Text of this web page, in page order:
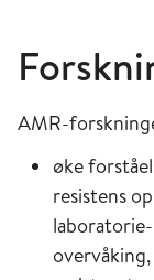
AMR-
øke
resistens